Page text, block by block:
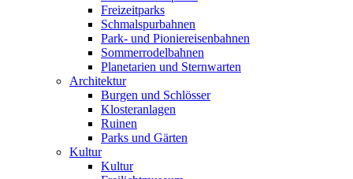
Freizeitparks
Schmalspurbahnen
Park- und Pioniereisenbahnen
Sommerrodelbahnen
Planetarien und Sternwarten
Architektur
Burgen und Schlösser
Klosteranlagen
Ruinen
Parks und Gärten
Kultur
Kultur